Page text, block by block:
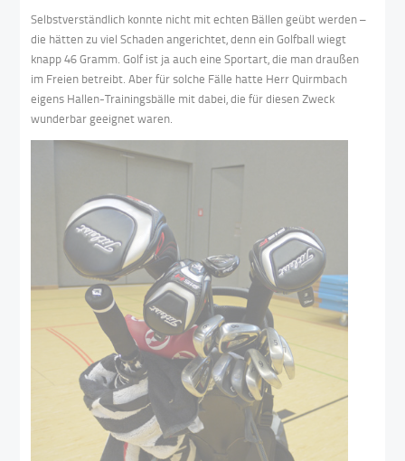
Selbstverständlich konnte nicht mit echten Bällen geübt werden –
die hätten zu viel Schaden angerichtet, denn ein Golfball wiegt
knapp 46 Gramm. Golf ist ja auch eine Sportart, die man draußen
im Freien betreibt. Aber für solche Fälle hatte Herr Quirmbach
eigens Hallen-Trainingsbälle mit dabei, die für diesen Zweck
wunderbar geeignet waren.